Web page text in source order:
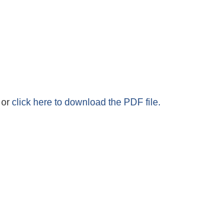
or click here to download the PDF file.